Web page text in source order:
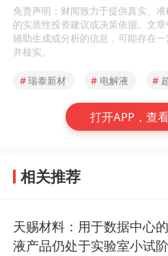
免责声明：财闻致力于提供真实、
的实质性投资建议或决策依据。文
辅助生成或分析的信息，可能存在
并核实。
#瑞泰新材 # 电解液 #
打开APP，查
相关推荐
天赐材料：用于数据中心
液产品仍处于实验室小试